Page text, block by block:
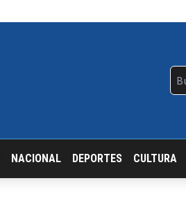
NACIONAL DEPORTES CULTURA